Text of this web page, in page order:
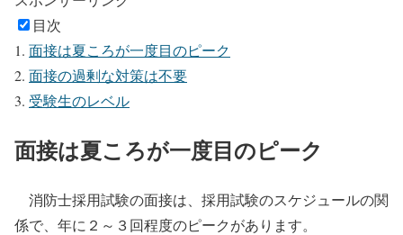
目次
面接は夏ころが一度目のピーク
面接の過剰な対策は不要
受験生のレベル
面接は夏ころが一度目のピーク
消防士採用試験の面接は、採用試験のスケジュールの関
係で、年に２～３回程度のピークがあります。